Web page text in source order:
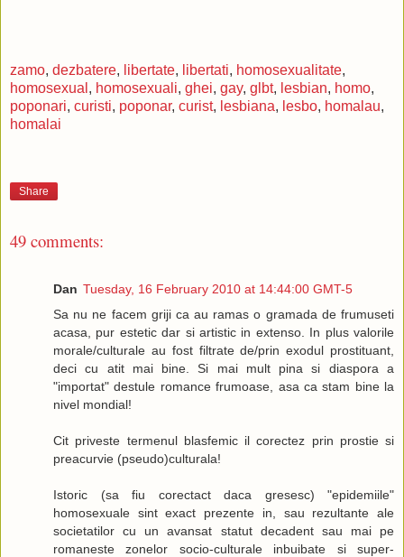
zamo, dezbatere, libertate, libertati, homosexualitate,
homosexual , homosexuali, ghei, gay, glbt, lesbian, homo,
poponari, curisti, poponar, curist, lesbiana, lesbo, homalau,
homalai
Share
49 comments:
Dan Tuesday, 16 February 2010 at 14:44:00 GMT-5
Sa nu ne facem griji ca au ramas o gramada de frumuseti
acasa, pur estetic dar si artistic in extenso. In plus valorile
morale/culturale au fost filtrate de/prin exodul prostituant,
deci cu atit mai bine. Si mai mult pina si diaspora a
"importat" destule romance frumoase, asa ca stam bine la
nivel mondial!
Cit priveste termenul blasfemic il corectez prin prostie si
preacurvie (pseudo)culturala!
Istoric (sa fiu corectact daca gresesc) "epidemiile"
homosexuale sint exact prezente in, sau rezultante ale
societatilor cu un avansat statut decadent sau mai pe
romaneste zonelor socio-culturale inbuibate si super-